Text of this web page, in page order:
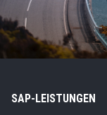
SAP-LEISTUNGEN